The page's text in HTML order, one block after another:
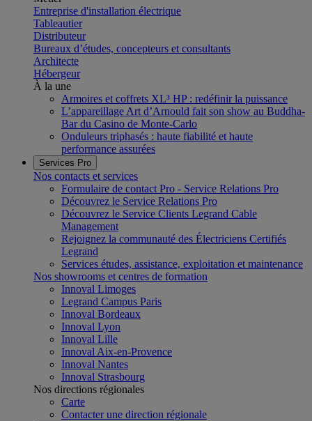
Entreprise d'installation électrique
Tableautier
Distributeur
Bureaux d’études, concepteurs et consultants
Architecte
Hébergeur
À la une
Armoires et coffrets XL³ HP : redéfinir la puissance
L’appareillage Art d’Arnould fait son show au Buddha-
Bar du Casino de Monte-Carlo
Onduleurs triphasés : haute fiabilité et haute
performance assurées
Services Pro
Nos contacts et services
Formulaire de contact Pro - Service Relations Pro
Découvrez le Service Relations Pro
Découvrez le Service Clients Legrand Cable
Management
Rejoignez la communauté des Électriciens Certifiés
Legrand
Services études, assistance, exploitation et maintenance
Nos showrooms et centres de formation
Innoval Limoges
Legrand Campus Paris
Innoval Bordeaux
Innoval Lyon
Innoval Lille
Innoval Aix-en-Provence
Innoval Nantes
Innoval Strasbourg
Nos directions régionales
Carte
Contacter une direction régionale